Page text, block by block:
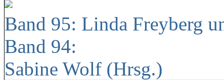
Band 95: Linda Freyberg
Band 94:
Sabine Wolf (Hrsg.)